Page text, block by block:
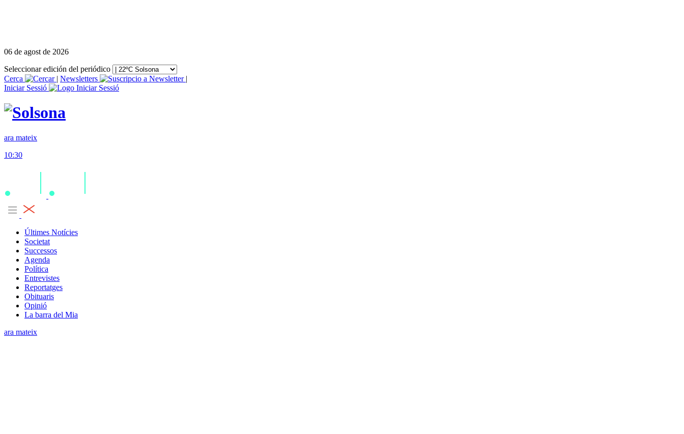
06 de agost de 2026
Seleccionar edición del periódico
Cerca
| Newsletters
|
Iniciar Sessió
ara mateix
10:30
Últimes Notícies
Societat
Successos
Agenda
Política
Entrevistes
Reportatges
Obituaris
Opinió
La barra del Mia
ara mateix